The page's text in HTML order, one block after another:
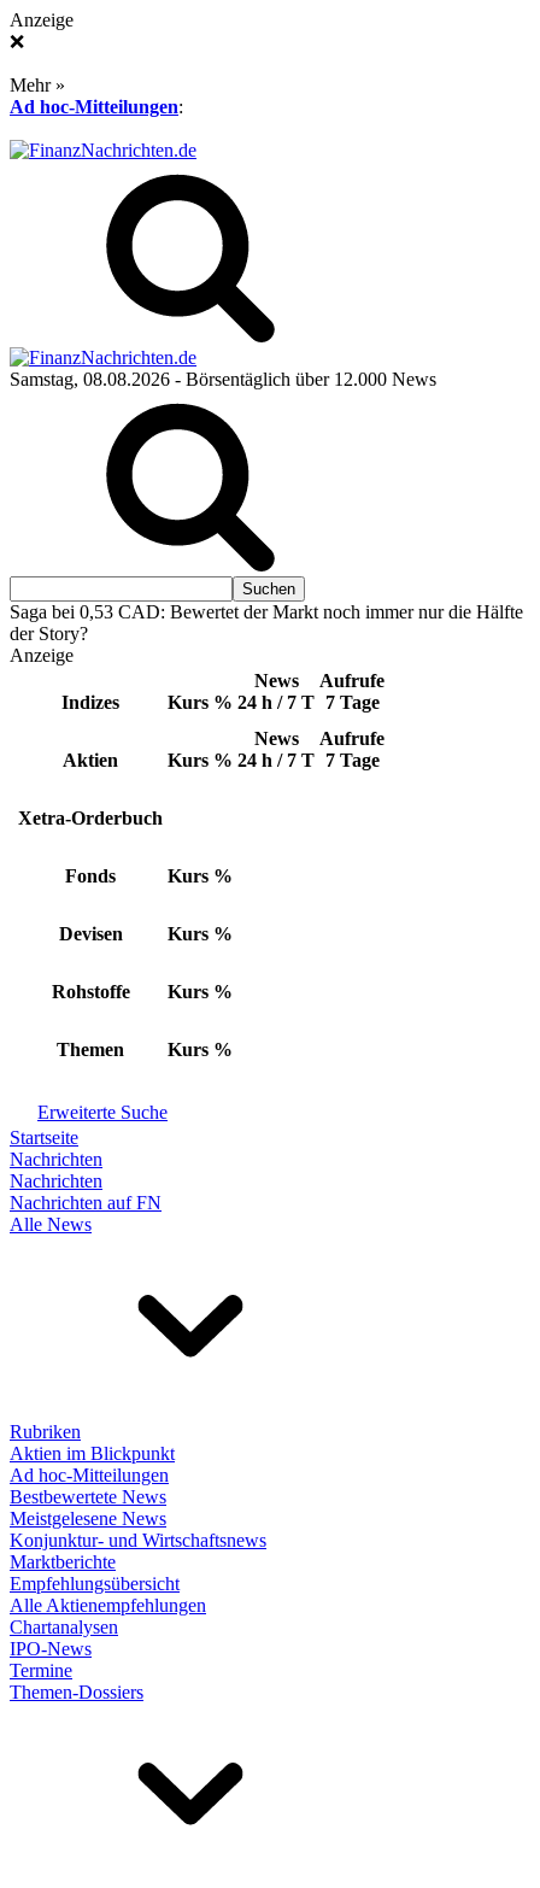
Anzeige
❌
Mehr »
Ad hoc-Mitteilungen:
Samstag, 08.08.2026 - Börsentäglich über 12.000 News
Saga bei 0,53 CAD: Bewertet der Markt noch immer nur die Hälfte
der Story?
Anzeige
Indizes Kurs %
News
24 h / 7 T
Aufrufe
7 Tage
Aktien Kurs %
News
24 h / 7 T
Aufrufe
7 Tage
Xetra-Orderbuch
Fonds Kurs %
Devisen Kurs %
Rohstoffe Kurs %
Themen Kurs %
Erweiterte Suche
Startseite
Nachrichten
Nachrichten
Nachrichten auf FN
Alle News
Rubriken
Aktien im Blickpunkt
Ad hoc-Mitteilungen
Bestbewertete News
Meistgelesene News
Konjunktur- und Wirtschaftsnews
Marktberichte
Empfehlungsübersicht
Alle Aktienempfehlungen
Chartanalysen
IPO-News
Termine
Themen-Dossiers